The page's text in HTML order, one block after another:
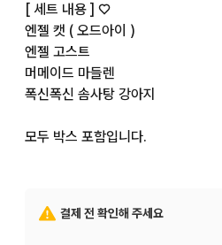
[ 세트 내용 ] ♡
엔젤 캣 ( 오드아이 )
엔젤 고스트
머메이드 마들렌
폭신폭신 솜사탕 강아지
모두 박스 포함입니다.
가격 인하 x 결제 전 확인해 주세요